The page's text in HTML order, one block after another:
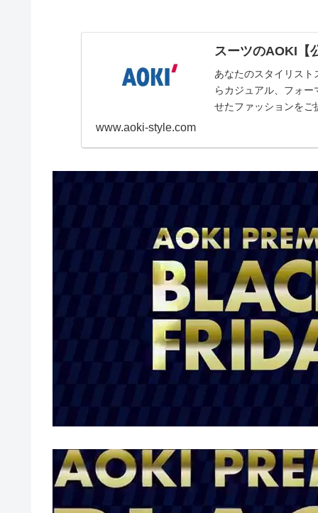
スーツのAOKI【
あなたのスタイリス
らカジュアル、フォ
せたファッションをご
www.aoki-style.com